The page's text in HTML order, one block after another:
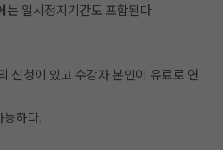
일시정지기간도 포함된다.
신청이 있고 수강자 본인이 유료로 연
하다.